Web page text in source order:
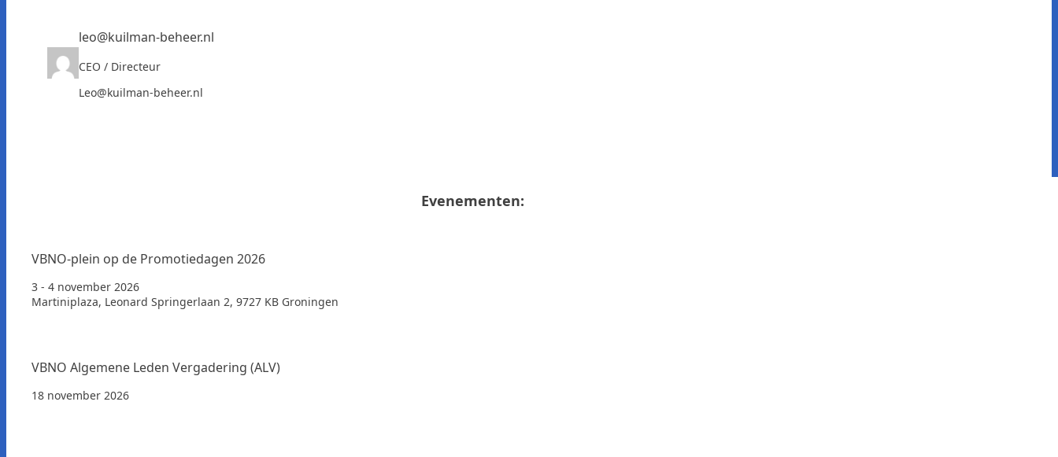
leo@kuilman-beheer.nl
CEO / Directeur
Leo@kuilman-beheer.nl
Evenementen:
VBNO-plein op de Promotiedagen 2026
3 - 4 november 2026
Martiniplaza, Leonard Springerlaan 2, 9727 KB Groningen
VBNO Algemene Leden Vergadering (ALV)
18 november 2026